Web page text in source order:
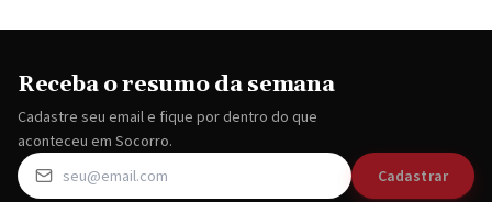
Receba o resumo da semana
Cadastre seu email e fique por dentro do que
aconteceu em Socorro.
Cadastrar